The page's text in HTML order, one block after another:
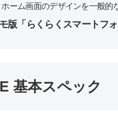
ホーム画面のデザインを一般的
版「らくらくスマートフ
基本スペック